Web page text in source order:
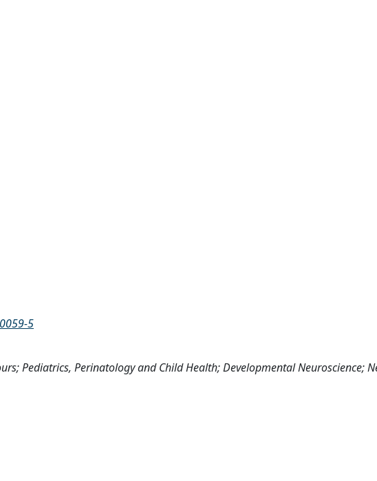
5
Pediatrics, Perinatology and Child Health; Developmental Neuroscience;